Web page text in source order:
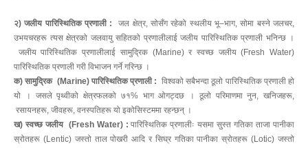
२) जलीय पारिस्थितिक प्रणाली :जल क्षेत्र, सोसँग रहेको स्थलीय भू–भाग, सोमा बस्ने जलचर,
उभयचरहरू त्यस क्षेत्रको जलवायु सहितको प्रणालीलाई जलीय पारिस्थितिक प्रणाली भनिन्छ ।
जलीय पारिस्थितिक प्रणालीलाई सामुद्रिक (Marine) र स्वच्छ जलीय (Fresh Water)
पारिस्थितिक प्रणाली गरी विभाजन गर्ने गरिन्छ ।
क) सामुद्रिक (Marine) पारिस्थितिक प्रणाली : विश्वको सबैभन्दा ठूलो पारिस्थितिक प्रणाली हो
यो । जसले पृथ्वीको क्षेत्रफलको ७१% भाग ओगट्दछ । ठूलो परिमाणमा नुन, खनिजहरू,
रसायनहरू, जीवहरू, वनस्पतिहरू यो इकोसिस्टममा रहन्छन् ।
ख) स्वच्छ जलीय (Fresh Water) :पारिस्थितिक प्रणालीः यसमा सुस्त गतिका ताजा पानीका
स्रोतहरू (Lentic) जस्तो ताल पोखरी आदि र सिघ्र गतिका पानीका स्रोतहरू (Lotic) जस्तो